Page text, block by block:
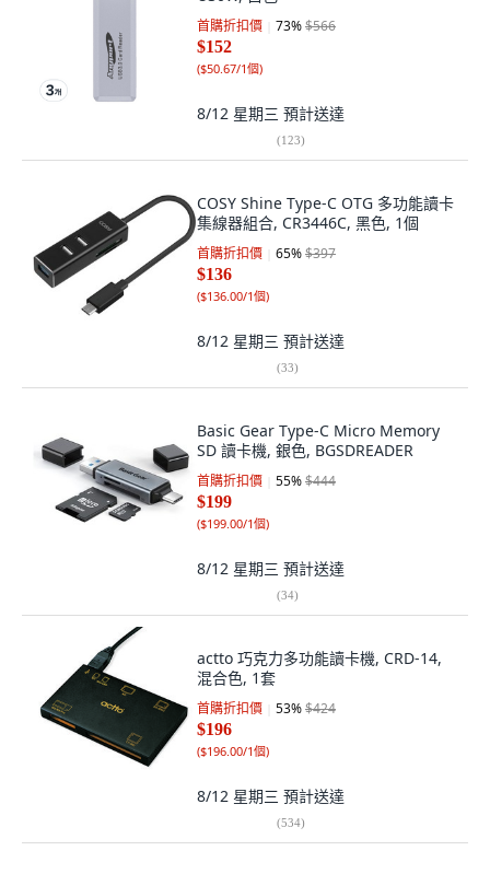
首購折扣價 73%$566
$152
($50.67/1個)
8/12 星期三 預計送達
(123)
COSY Shine Type-C OTG 多功能讀卡
集線器組合, CR3446C, 黑色, 1個
首購折扣價 65%$397
$136
($136.00/1個)
8/12 星期三 預計送達
(33)
Basic Gear Type-C Micro Memory
SD 讀卡機, 銀色, BGSDREADER
首購折扣價 55%$444
$199
($199.00/1個)
8/12 星期三 預計送達
(34)
actto 巧克力多功能讀卡機, CRD-14,
混合色, 1套
首購折扣價 53%$424
$196
($196.00/1個)
8/12 星期三 預計送達
(534)